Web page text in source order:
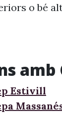
o bé
amb
Estivill